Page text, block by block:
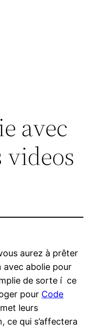
avec
videos
aurez à prêter
avec abolie pour
de sorte í ce
pour Code
leurs
ce qui s’affectera